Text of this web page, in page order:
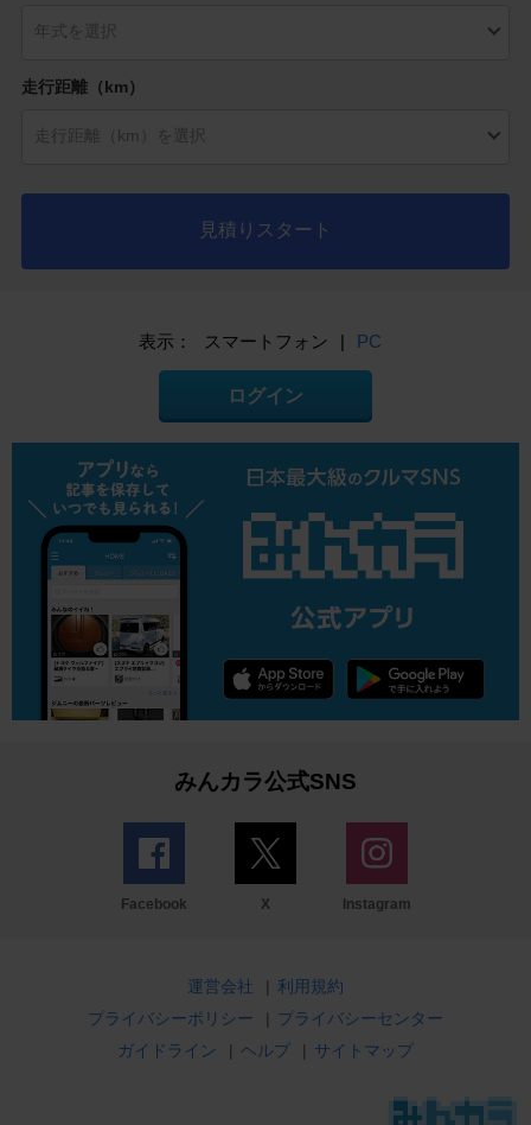
走行距離（km）
見積りスタート
表示： スマートフォン | PC
ログイン
みんカラ公式SNS
Facebook X Instagram
運営会社 | 利用規約
プライバシーポリシー
| プライバシーセンター
ガイドライン
| ヘルプ | サイトマップ